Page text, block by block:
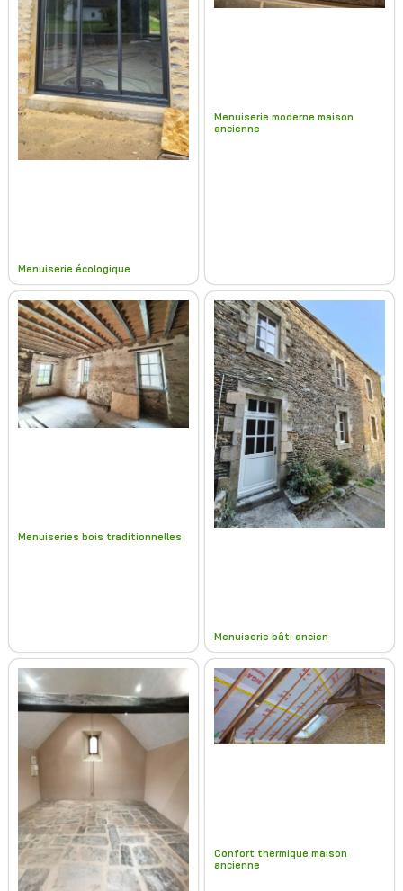
Menuiserie écologique
Menuiserie moderne maison
ancienne
Menuiseries bois traditionnelles
Menuiserie bâti ancien
Confort thermique maison
ancienne